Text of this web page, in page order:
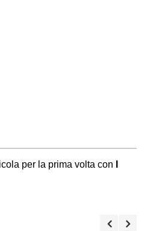
per la prima volta con